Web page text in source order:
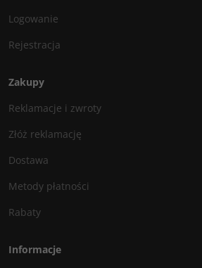
Logowanie
Rejestracja
Zakupy
Reklamacje i zwroty
Złóż reklamację
Dostawa
Metody płatności
Rabaty
Informacje